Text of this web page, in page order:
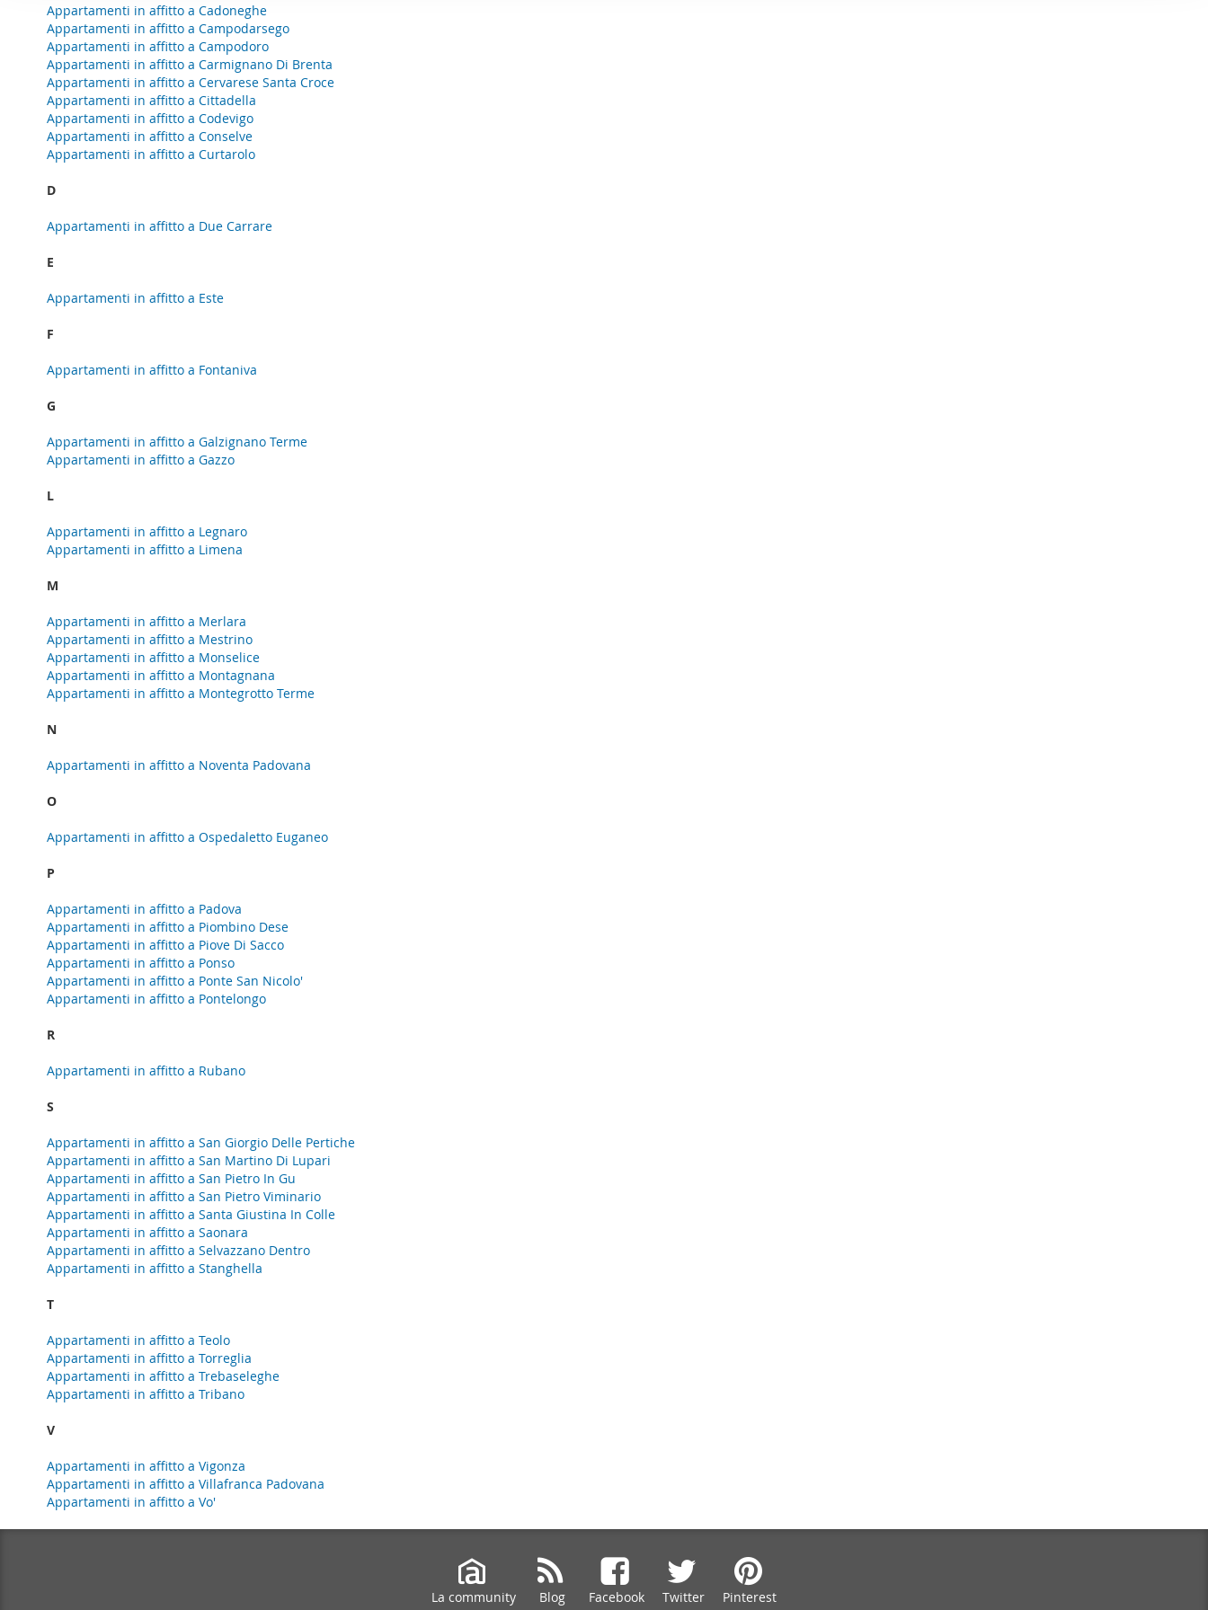
per analizzare il nostro traffico. Condividiamo inoltre informazioni sul modo in cui utilizza il nostro sito
con i nostri partner che si occupano di analisi dei dati web, pubblicità e social media, i quali potrebbero
combinarle con altre informazioni che ha fornito loro o che hanno raccolto dal suo utilizzo dei loro
servizi.
n
e
d
e
l
c
o
Appartamenti in affitto a Cadoneghe
Appartamenti in affitto a Campodarsego
Appartamenti in affitto a Campodoro
Appartamenti in affitto a Carmignano Di Brenta
Appartamenti in affitto a Cervarese Santa Croce
Appartamenti in affitto a Cittadella
Appartamenti in affitto a Codevigo
Appartamenti in affitto a Conselve
Appartamenti in affitto a Curtarolo
D
Appartamenti in affitto a Due Carrare
E
Appartamenti in affitto a Este
F
Appartamenti in affitto a Fontaniva
G
Appartamenti in affitto a Galzignano Terme
Appartamenti in affitto a Gazzo
L
Appartamenti in affitto a Legnaro
Appartamenti in affitto a Limena
M
Appartamenti in affitto a Merlara
Appartamenti in affitto a Mestrino
Appartamenti in affitto a Monselice
Appartamenti in affitto a Montagnana
Appartamenti in affitto a Montegrotto Terme
N
Appartamenti in affitto a Noventa Padovana
O
Appartamenti in affitto a Ospedaletto Euganeo
P
Appartamenti in affitto a Padova
Appartamenti in affitto a Piombino Dese
Appartamenti in affitto a Piove Di Sacco
Appartamenti in affitto a Ponso
Appartamenti in affitto a Ponte San Nicolo'
Appartamenti in affitto a Pontelongo
R
Appartamenti in affitto a Rubano
S
Appartamenti in affitto a San Giorgio Delle Pertiche
Appartamenti in affitto a San Martino Di Lupari
Appartamenti in affitto a San Pietro In Gu
Appartamenti in affitto a San Pietro Viminario
Appartamenti in affitto a Santa Giustina In Colle
Appartamenti in affitto a Saonara
Appartamenti in affitto a Selvazzano Dentro
Appartamenti in affitto a Stanghella
T
Appartamenti in affitto a Teolo
Appartamenti in affitto a Torreglia
Appartamenti in affitto a Trebaseleghe
Appartamenti in affitto a Tribano
V
Appartamenti in affitto a Vigonza
Appartamenti in affitto a Villafranca Padovana
Appartamenti in affitto a Vo'
La community Blog Facebook Twitter Pinterest